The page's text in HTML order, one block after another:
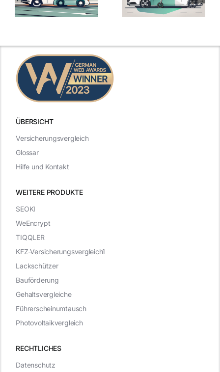
ÜBERSICHT
WEITERE PRODUKTE
RECHTLICHES
Versicherungsvergleich
Glossar
Hilfe und Kontakt
SEOKI
WeEncrypt
TIQQLER
KFZ-Versicherungsvergleich1
Lackschützer
Bauförderung
Gehaltsvergleiche
Führerscheinumtausch
Photovoltaikvergleich
Datenschutz